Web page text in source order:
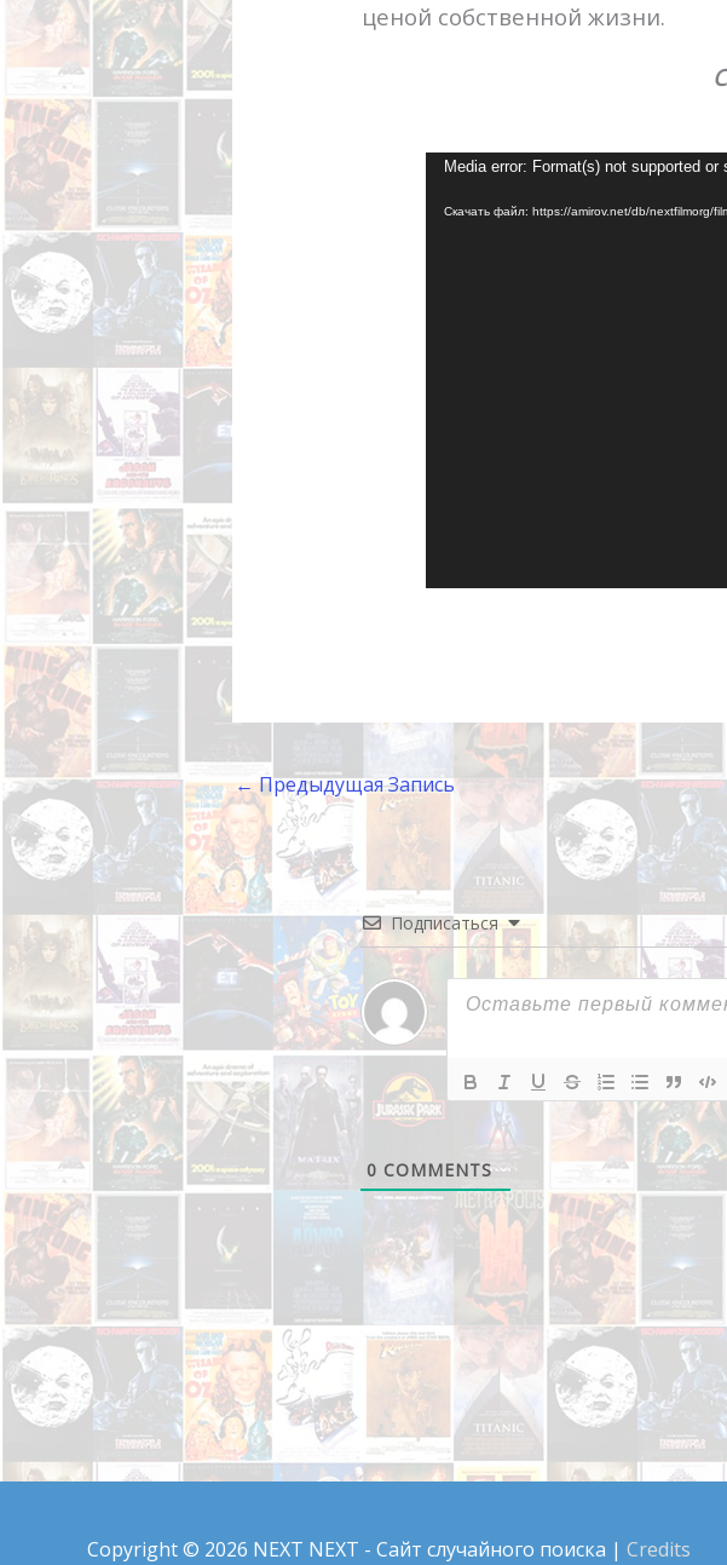
ценой собственной жизни.
Media error: Format(s) not supported or
Скачать файл: https://amirov.net/db/nextfilmorg/
←Предыдущая Запись
Подписаться
0 COMMENTS
Copyright © 2026 NEXT NEXT - Сайт случайного поиска | Credits